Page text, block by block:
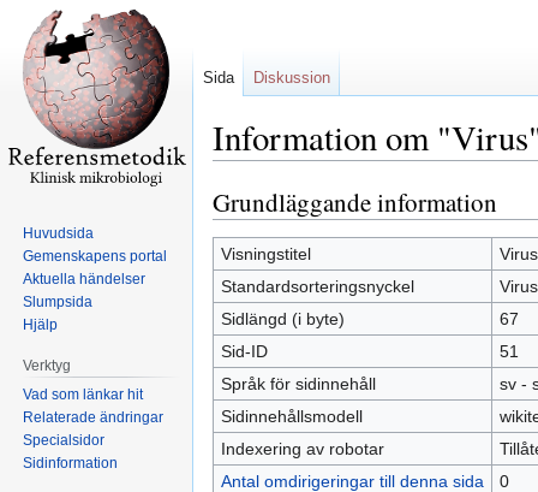
Information om
Hoppa
till
navigering
Hoppa
till
sök
Grundläggande information
Visningstitel
Virus
Standardsorteringsnyckel
Virus
Sidlängd (i byte)
67
Sid-ID
51
Språk för sidinnehåll
sv -
Sidinnehållsmodell
Indexering av robotar
Antal omdirigeringar till denna sida
0
Sida Diskussion
Huvudsida
Gemenskapens portal
Aktuella händelser
Slumpsida
Hjälp
Verktyg
Vad som länkar hit
Relaterade ändringar
Specialsidor
Sidinformation